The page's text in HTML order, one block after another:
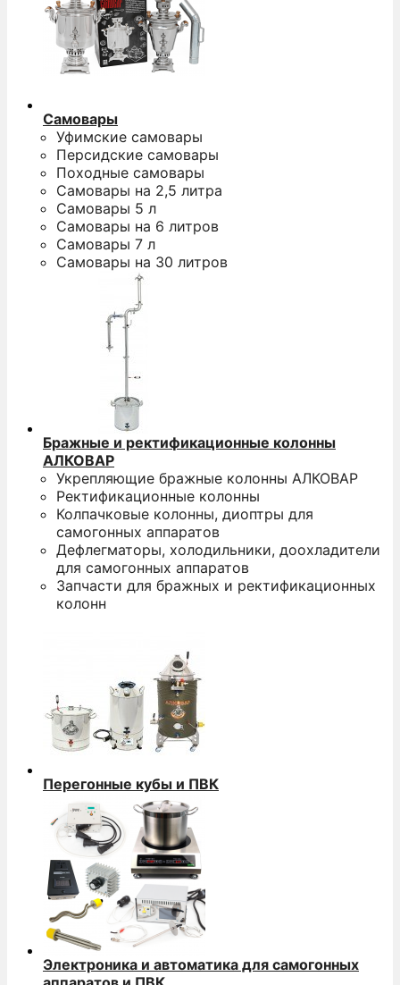
Самовары
Уфимские самовары
Персидские самовары
Походные самовары
Самовары на 2,5 литра
Самовары 5 л
Самовары на 6 литров
Самовары 7 л
Самовары на 30 литров
Бражные и ректификационные колонны
АЛКОВАР
Укрепляющие бражные колонны АЛКОВАР
Ректификационные колонны
Колпачковые колонны, диоптры для
самогонных аппаратов
Дефлегматоры, холодильники, доохладители
для самогонных аппаратов
Запчасти для бражных и ректификационных
колонн
Перегонные кубы и ПВК
Электроника и автоматика для самогонных